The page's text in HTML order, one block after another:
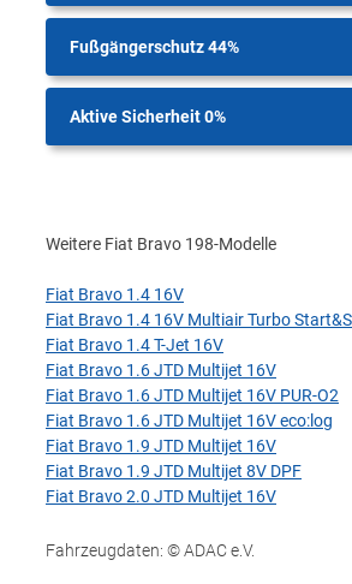
Fußgängerschutz 44%
Aktive Sicherheit 0%
Weitere Fiat Bravo 198-Modelle
Fiat Bravo 1.4 16V
Fiat Bravo 1.4 16V Multiair Turbo
Fiat Bravo 1.4 T-Jet 16V
Fiat Bravo 1.6 JTD Multijet 16V
Fiat Bravo 1.6 JTD Multijet 16V PUR-O2
Fiat Bravo 1.6 JTD Multijet 16V eco:log
Fiat Bravo 1.9 JTD Multijet 16V
Fiat Bravo 1.9 JTD Multijet 8V DPF
Fiat Bravo 2.0 JTD Multijet 16V
Fahrzeugdaten: © ADAC e.V.